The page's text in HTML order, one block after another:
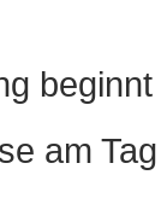
beginnt
am